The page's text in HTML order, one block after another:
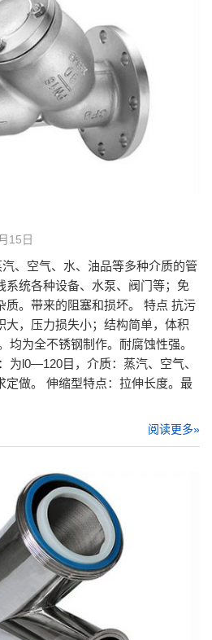
15日
、空气、水、油品等多种介质的管
系统各种设备、水泵、阀门等；免
质。带来的阻塞和损坏。 特点 抗污
大，压力损失小；结构简单，体积
均为全不锈钢制作。耐腐蚀性强。
为l0—120目，介质：蒸汽、空气、
定做。 伸缩型特点：拉伸长度。最
阅读更多»